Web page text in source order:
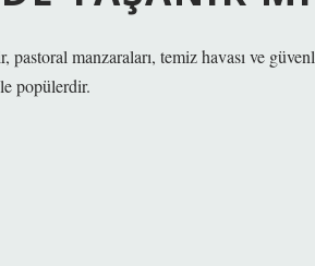
pastoral manzaraları, temiz havası ve
popülerdir.